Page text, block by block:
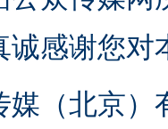
诚感谢您
媒（北京）